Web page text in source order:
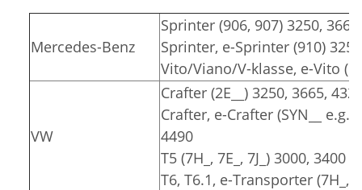
Mercedes-Benz
Sprinter (906, 907) 3250,
Sprinter, e-Sprinter (910)
Vito/Viano/V-klasse, e-Vito
VW
Crafter (2E__) 3250, 3665,
Crafter, e-Crafter (SYN__ e.g.
4490
T5 (7H_, 7E_, 7J_) 3000, 3400
T6, T6.1, e-Transporter (7H_,